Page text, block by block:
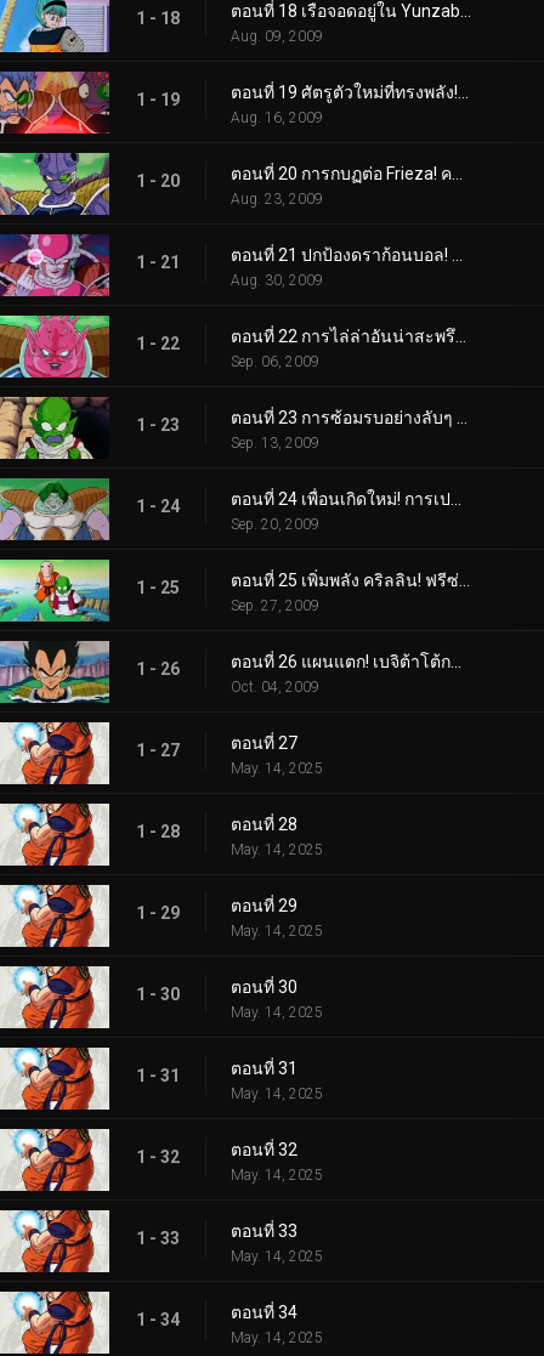
1 - 18
Aug. 09, 2009
1 - 19
Aug. 16, 2009
1 - 20
Aug. 23, 2009
1 - 21
Aug. 30, 2009
1 - 22
Sep. 06, 2009
1 - 23
Sep. 13, 2009
1 - 24
Sep. 20, 2009
1 - 25
Sep. 27, 2009
1 - 26
Oct. 04, 2009
1 - 27 ตอนที่ 27
May. 14, 2025
1 - 28 ตอนที่ 28
May. 14, 2025
1 - 29 ตอนที่ 29
May. 14, 2025
1 - 30 ตอนที่ 30
May. 14, 2025
1 - 31 ตอนที่ 31
May. 14, 2025
1 - 32 ตอนที่ 32
May. 14, 2025
1 - 33 ตอนที่ 33
May. 14, 2025
1 - 34 ตอนที่ 34
May. 14, 2025